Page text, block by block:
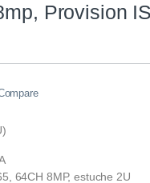
Provision
64CH 8MP, estuche 2U